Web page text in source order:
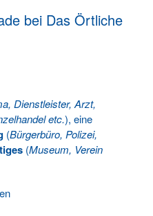
bei Das Örtliche
Dienstleister, Arzt,
etc.), eine
(Bürgerbüro, Polizei,
(Museum, Verein